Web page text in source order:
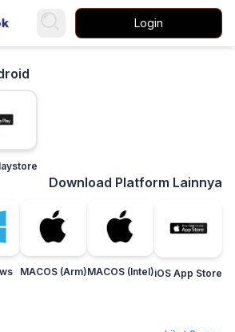
Login
Download Platform Lainnya
MACOS (Arm)MACOS (Intel)iOS App Store